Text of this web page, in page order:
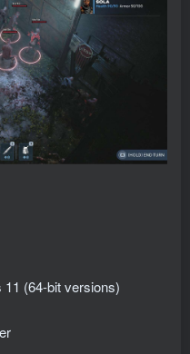
(64-bit versions)